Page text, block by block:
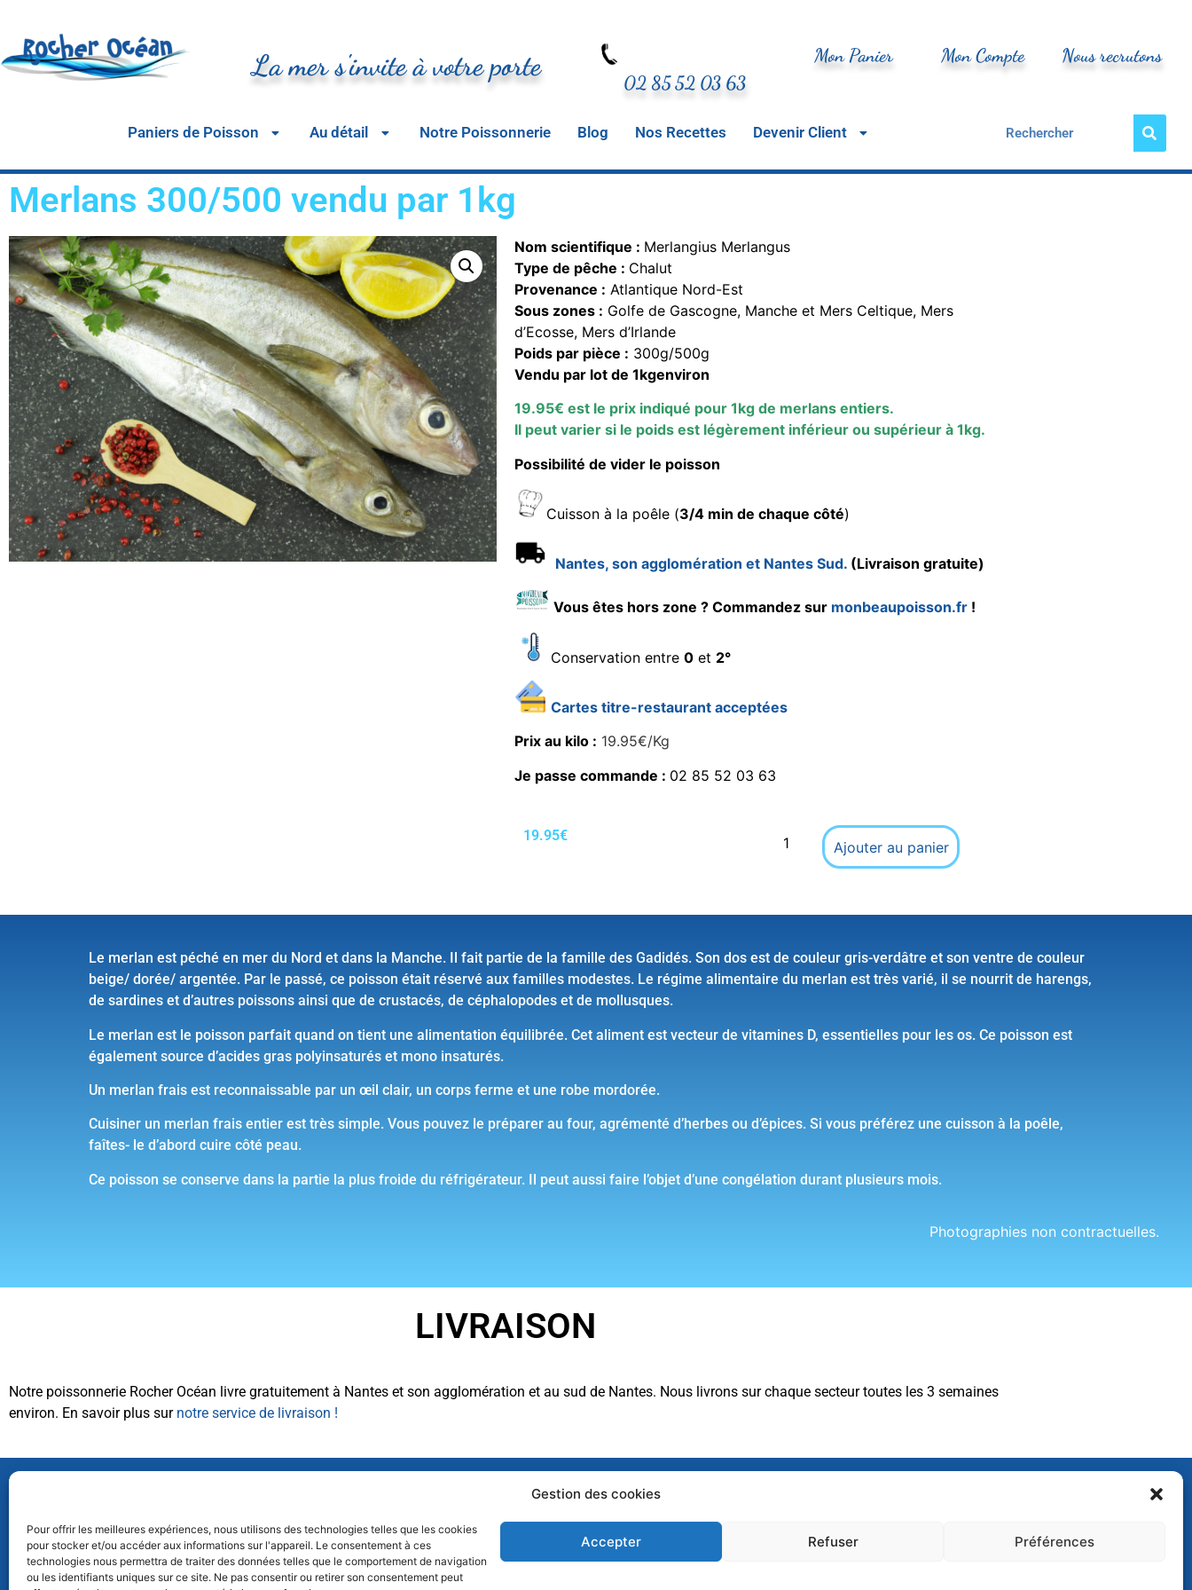
Gestion des cookies
Pour offrir les meilleures expériences, nous utilisons des technologies telles que les cookies
pour stocker et/ou accéder aux informations sur l'appareil. Le consentement à ces
technologies nous permettra de traiter des données telles que le comportement de navigation
ou les identifiants uniques sur ce site. Ne pas consentir ou retirer son consentement peut
Accepter Refuser Préférences
La mer s'invite à votre porte
02 85 52 03 63
Mon Panier Mon Compte Nous recrutons
Paniers de Poisson Au détail Notre Poissonnerie Blog Nos Recettes Devenir Client
Merlans 300/500 vendu par 1kg
Nom scientifique : Merlangius Merlangus
Type de pêche : Chalut
Provenance : Atlantique Nord-Est
Sous zones : Golfe de Gascogne, Manche et Mers Celtique, Mers
d’Ecosse, Mers d’Irlande
Poids par pièce : 300g/500g
Vendu par lot de 1kgenviron
19.95€ est le prix indiqué pour 1kg de merlans entiers.
Il peut varier si le poids est légèrement inférieur ou supérieur à 1kg.
Possibilité de vider le poisson
Cuisson à la poêle (3/4 min de chaque côté)
Nantes, son agglomération et Nantes Sud. (Livraison gratuite)
Vous êtes hors zone ? Commandez sur monbeaupoisson.fr !
Conservation entre 0 et 2°
Cartes titre-restaurant acceptées
Prix au kilo : 19.95€/Kg
Je passe commande : 02 85 52 03 63
19.95€
Ajouter au panier
Le merlan est péché en mer du Nord et dans la Manche. Il fait partie de la famille des Gadidés. Son dos est de couleur gris-verdâtre et son ventre de couleur
beige/ dorée/ argentée. Par le passé, ce poisson était réservé aux familles modestes. Le régime alimentaire du merlan est très varié, il se nourrit de harengs,
de sardines et d’autres poissons ainsi que de crustacés, de céphalopodes et de mollusques.
Le merlan est le poisson parfait quand on tient une alimentation équilibrée. Cet aliment est vecteur de vitamines D, essentielles pour les os. Ce poisson est
également source d’acides gras polyinsaturés et mono insaturés.
Un merlan frais est reconnaissable par un œil clair, un corps ferme et une robe mordorée.
Cuisiner un merlan frais entier est très simple. Vous pouvez le préparer au four, agrémenté d’herbes ou d’épices. Si vous préférez une cuisson à la poêle,
faîtes- le d’abord cuire côté peau.
Ce poisson se conserve dans la partie la plus froide du réfrigérateur. Il peut aussi faire l’objet d’une congélation durant plusieurs mois.
Photographies non contractuelles.
LIVRAISON
Notre poissonnerie Rocher Océan livre gratuitement à Nantes et son agglomération et au sud de Nantes. Nous livrons sur chaque secteur toutes les 3 semaines
environ. En savoir plus sur notre service de livraison !
Vous pouvez lire nosConditions Générales
d’Utilisations ici !
Accueil
Paniers de Poisson
Produits de noel
Livraison
Nos Recettes
Blog
chaque mois